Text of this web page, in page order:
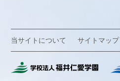
当サイトについて サイトマップ